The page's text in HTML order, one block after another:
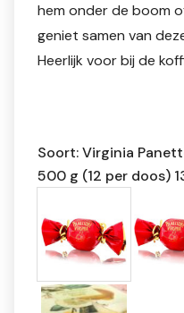
hem onder de boom
geniet samen van
Heerlijk voor bij de
Soort: Virginia
500 g (12 per doos)